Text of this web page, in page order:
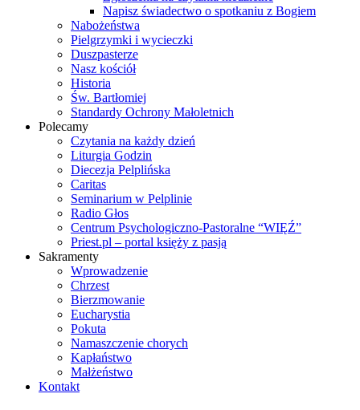
Napisz świadectwo o spotkaniu z Bogiem
Nabożeństwa
Pielgrzymki i wycieczki
Duszpasterze
Nasz kościół
Historia
Św. Bartłomiej
Standardy Ochrony Małoletnich
Polecamy
Czytania na każdy dzień
Liturgia Godzin
Diecezja Pelplińska
Caritas
Seminarium w Pelplinie
Radio Głos
Centrum Psychologiczno-Pastoralne “WIĘŹ”
Priest.pl – portal księży z pasją
Sakramenty
Wprowadzenie
Chrzest
Bierzmowanie
Eucharystia
Pokuta
Namaszczenie chorych
Kapłaństwo
Małżeństwo
Kontakt